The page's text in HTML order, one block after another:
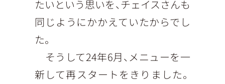
たいという思いを、チェイスさんも
同じようにかかえていたからでし
た。
そうして24年6月、メニューを一
新して再スタートをきりました。